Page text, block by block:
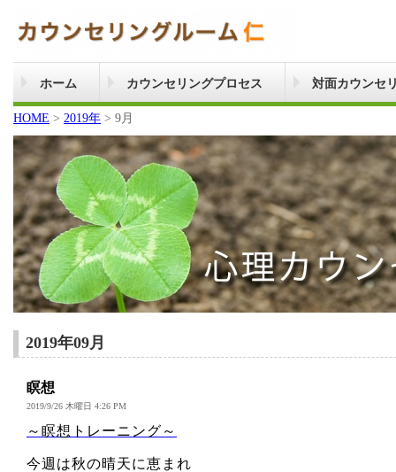
ホーム カウンセリングプロセス 対面カウンセ
HOME > 2019年 > 9月
2019年09月
瞑想
2019/9/26 木曜日 4:26 PM
～瞑想トレーニング～
今週は秋の晴天に恵まれ